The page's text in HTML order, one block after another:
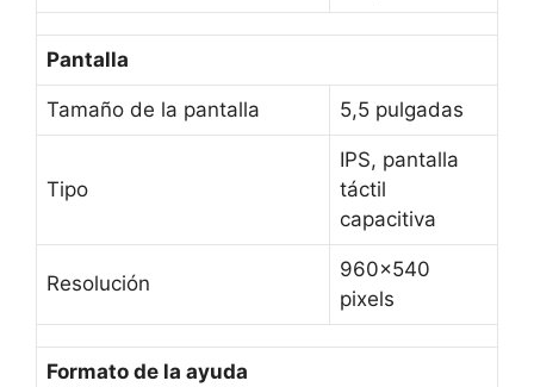
Pantalla
Tamaño de la pantalla 5,5 pulgadas
Tipo
IPS, pantalla
táctil
capacitiva
Resolución
960×540
pixels
Formato de la ayuda